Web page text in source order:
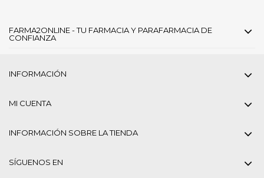
FARMA2ONLINE - TU FARMACIA Y PARAFARMACIA DE
CONFIANZA
INFORMACIÓN
MI CUENTA
INFORMACIÓN SOBRE LA TIENDA
SÍGUENOS EN